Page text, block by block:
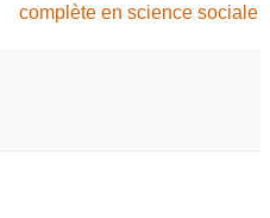
complète en science sociale